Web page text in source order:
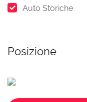
Auto Storiche
Posizione